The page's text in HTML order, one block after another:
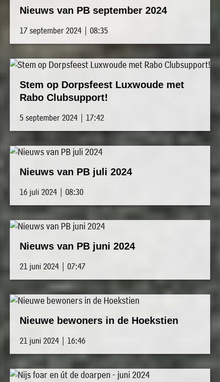
Nieuws van PB september 2024
17 september 2024 | 08:35
Stem op Dorpsfeest Luxwoude met
Rabo Clubsupport!
5 september 2024 | 17:42
Nieuws van PB juli 2024
16 juli 2024 | 08:30
Nieuws van PB juni 2024
21 juni 2024 | 07:47
Nieuwe bewoners in de Hoekstien
21 juni 2024 | 16:46